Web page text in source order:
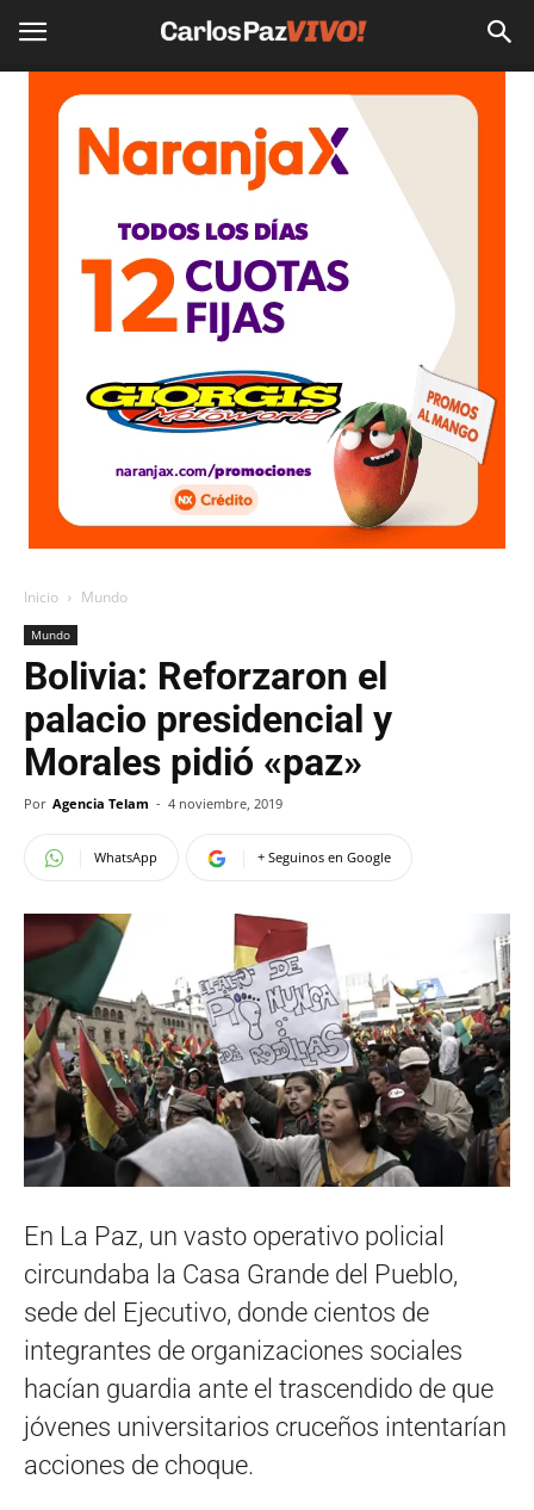
Inicio Mundo
Mundo
Bolivia: Reforzaron el
palacio presidencial y
Morales pidió «paz»
Por Agencia Telam - 4 noviembre, 2019
WhatsApp + Seguinos en Google
En La Paz, un vasto operativo policial
circundaba la Casa Grande del Pueblo,
sede del Ejecutivo, donde cientos de
integrantes de organizaciones sociales
hacían guardia ante el trascendido de que
jóvenes universitarios cruceños intentarían
acciones de choque.